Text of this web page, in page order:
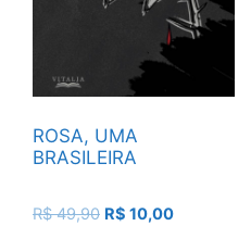
ROSA, UMA
BRASILEIRA
R$49,90 R$ 10,00